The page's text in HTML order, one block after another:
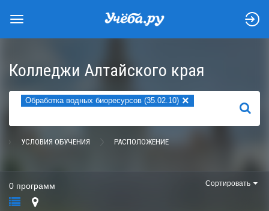
Колледжи Алтайского края
Обработка водных биоресурсов (35.02.10) ×
НАЙТИ
УСЛОВИЯ ОБУЧЕНИЯ РАСПОЛОЖЕНИЕ
0 программ Сортировать